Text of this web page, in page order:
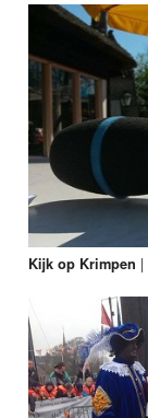
Kijk op Krimpen |